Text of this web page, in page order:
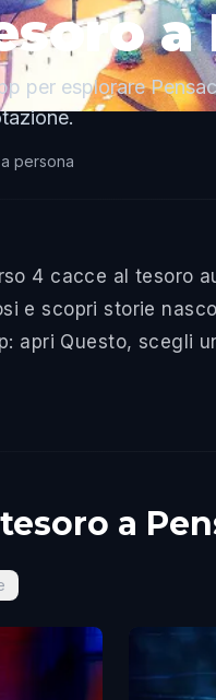
a
per esplorare
persona
4 cacce al tesoro
e scopri storie
apri Questo, scegli
a